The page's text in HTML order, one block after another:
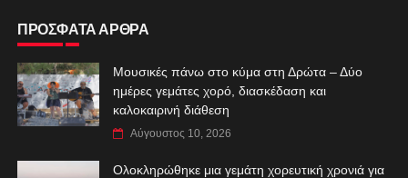
ΠΡΟΣΦΑΤΑ ΑΡΘΡΑ
Μουσικές πάνω στο κύμα στη Δρώτα – Δύο
ημέρες γεμάτες χορό, διασκέδαση και
καλοκαιρινή διάθεση
Αύγουστος 10, 2026
Ολοκληρώθηκε μια γεμάτη χορευτική χρονιά για